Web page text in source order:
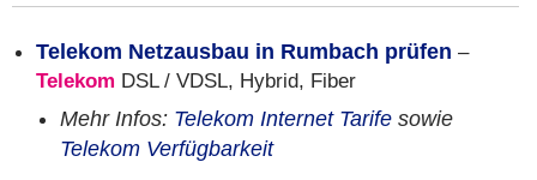
Telekom Netzausbau in Rumbach prüfen –
Telekom DSL / VDSL, Hybrid, Fiber
Mehr Infos: Telekom Internet Tarife sowie
Telekom Verfügbarkeit